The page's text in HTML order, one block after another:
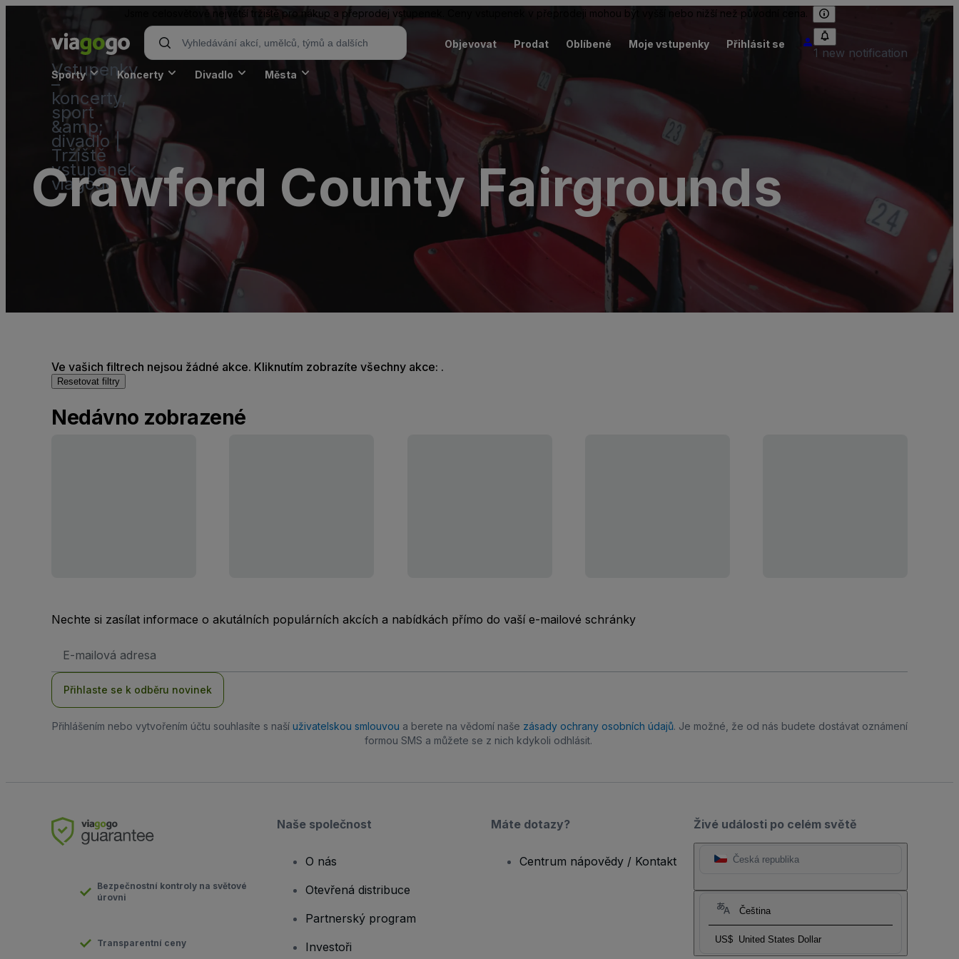
Jsme celosvětově největší tržiště pro nákup a přeprodej vstupenek. Ceny vstupenek v přeprodeji mohou být vyšší nebo nižší než původní cena.
Vstupenky
–
koncerty,
sport
&amp;
divadlo |
Tržiště
vstupenek
viagogo
Objevovat Prodat Oblíbené Moje vstupenky Přihlásit se
1 new notification
Sporty Koncerty Divadlo Města
Crawford County Fairgrounds
Ve vašich filtrech nejsou žádné akce. Kliknutím zobrazíte všechny akce: .
Resetovat filtry
Nedávno zobrazené
Nechte si zasílat informace o akutálních populárních akcích a nabídkách přímo do vaší e-mailové schránky
adresa
Přihlaste se k odběru novinek
Přihlášením nebo vytvořením účtu souhlasíte s naší uživatelskou smlouvou a berete na vědomí naše zásady ochrany osobních údajů. Je možné, že od nás budete dostávat oznámení
formou SMS a můžete se z nich kdykoli odhlásit.
Živé události po celém světě
Česká republika
Čeština
US$ United States Dollar
Bezpečnostní kontroly na světové
úrovni
Transparentní ceny
Naše společnost
O nás
Otevřená distribuce
Partnerský program
Investoři
Máte dotazy?
Centrum nápovědy / Kontakt